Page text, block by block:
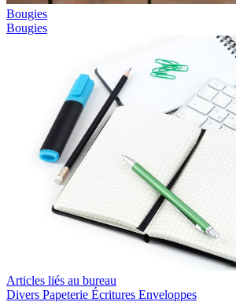
Bougies
Bougies
Articles liés au bureau
Divers Papeterie Écritures Enveloppes